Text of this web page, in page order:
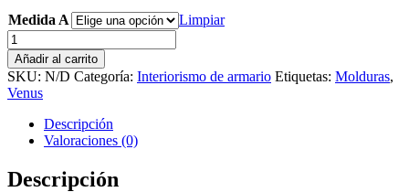
Medida A
Limpiar
Moldura
ajustable
Serie
Venus
cantidad
Añadir al carrito
SKU: N/D Categoría: Interiorismo de armario Etiquetas: Molduras,
Venus
Descripción
Valoraciones (0)
Descripción